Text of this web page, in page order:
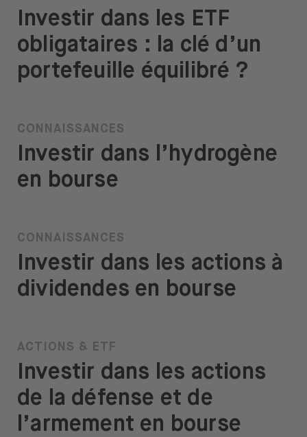
Investir dans les ETF
obligataires : la clé d’un
portefeuille équilibré ?
CONNAISSANCES
Investir dans l’hydrogène
en bourse
CONNAISSANCES
Investir dans les actions à
dividendes en bourse
ACTIONS & ETF
Investir dans les actions
de la défense et de
l’armement en bourse